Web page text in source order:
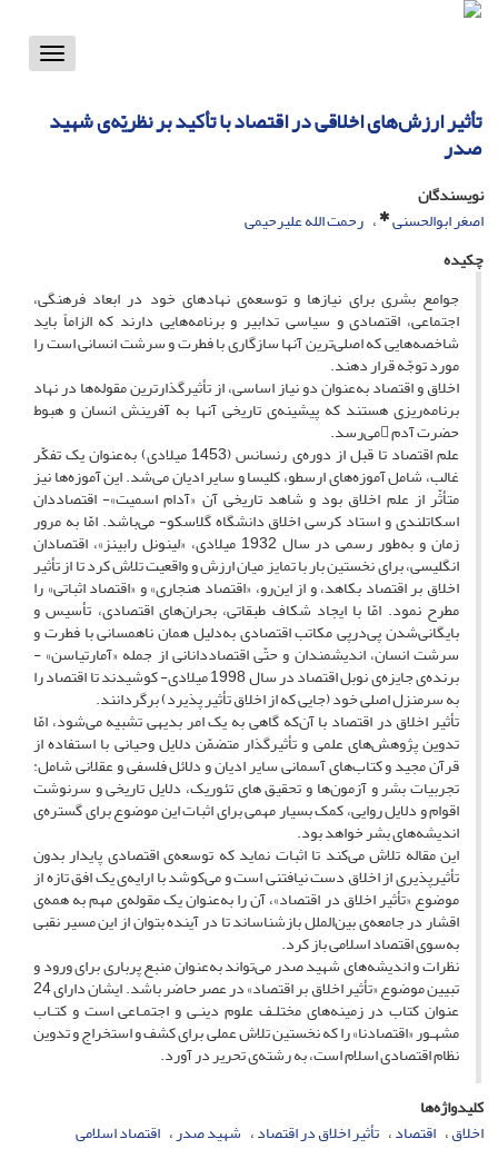
Toggle
تأثیر ارزش‌های اخلاقی در اقتصاد با تأکید بر نظریّه‌ی شهید
صدر
نویسندگان
اصغر ابوالحسنی
رحمت الله علیرحیمی
چکیده
جوامع بشری برای نیازها و توسعه‌ی نهادهای خود در ابعاد فرهنگی،
اجتماعی، اقتصادی و سیاسی تدابیر و برنامه‌هایی دارند که الزاماً باید
شاخصه‌هایی که اصلی‌ترین آنها سازگاری با فطرت و سرشت انسانی است را
مورد توجّه قرار دهند.
اخلاق و اقتصاد به‌عنوان دو نیاز اساسی، از تأثیرگذارترین مقوله‌ها در نهاد
برنامه‌ریزی هستند که پیشینه‌ی تاریخی آنها به آفرینش انسان و هبوط
حضرت آدم می‌رسد.
علم اقتصاد تا قبل از دوره‌ی رنسانس (1453 میلادی) به‌عنوان یک تفکّر
غالب، شامل آموزه‌های ارسطو، کلیسا و سایر ادیان می‌شد. این آموزه‌ها نیز
متأثّر از علم اخلاق بود و شاهد تاریخی آن «آدام اسمیت»- ‌اقتصاددان
اسکاتلندی و استاد کرسی اخلاق دانشگاه گلاسکو- می‌باشد. امّا به مرور
زمان و به‌طور رسمی در سال 1932 میلادی، «لینونل رابینز»، اقتصادان
انگلیسی، برای نخستین‌ بار با تمایز میان ارزش و واقعیت تلاش کرد تا از تأثیر
اخلاق بر اقتصاد بکاهد، و از این‌رو، «اقتصاد هنجاری» و «اقتصاد اثباتی» را
مطرح نمود. امّا با ایجاد شکاف طبقاتی، بحران‌های اقتصادی، تأسیس و
بایگانی‌شدن پی‌در‌پی مکاتب اقتصادی به‌دلیل همان ناهمسانی با فطرت و
سرشت انسان، اندیشمندان و حتّی اقتصاددانانی از جمله «آمارتیاسن» -
‌برنده‌ی جایزه‌ی نوبل اقتصاد در سال 1998 میلادی- کوشیدند تا اقتصاد را
به سرمنزل اصلی خود (جایی که از اخلاق تأثیر پذیرد) برگردانند.
تأثیر اخلاق در اقتصاد با آن‌که گاهی به یک امر بدیهی تشبیه می‌شود، امّا
تدوین پژوهش‌های علمی و تأثیرگذار متضمّن دلایل وحیانی با استفاده از
قرآن مجید و کتاب‌های آسمانی سایر ادیان و دلائل فلسفی و عقلانی شامل:
تجربیات بشر و آزمون‌ها و تحقیق های تئوریک، دلایل تاریخی و سرنوشت
اقوام و دلایل روایی، کمک بسیار مهمی برای اثبات این موضوع برای گستره‌ی
اندیشه‌های بشر خواهد بود.
این مقاله تلاش می‌کند تا اثبات نماید که توسعه‌ی اقتصادی پایدار بدون
تأثیرپذیری از اخلاق دست نیافتنی است و می‌کوشد با ارایه‌ی یک افق تازه از
موضوع «تأثیر اخلاق در اقتصاد»، آن را به‌عنوان یک مقوله‌ی مهم به همه‌ی
اقشار در جامعه‌ی بین‌الملل بازشناساند تا در آینده بتوان از این مسیر نقبی
به‌سوی اقتصاد اسلامی باز کرد.
نظرات و اندیشه‌های شهید صدر می‌تواند به‌عنوان منبع پرباری برای ورود و
تبیین موضوع «تأثیر اخلاق بر اقتصاد» در عصر حاضر باشد. ایشان دارای 24
عنوان کتاب در زمینه‌های مختلـف علوم دینـی و اجتمـاعی است و کتـاب
مشهـور «اقتصادنا» را که نخستین تلاش عملی برای کشف و استخراج و تدوین
نظام اقتصادی اسلام است، به رشته‌ی تحریر در آورد.
کلیدواژه‌ها
اخلاق اقتصاد تأثیر اخلاق در اقتصاد شهید صدر اقتصاد اسلامی